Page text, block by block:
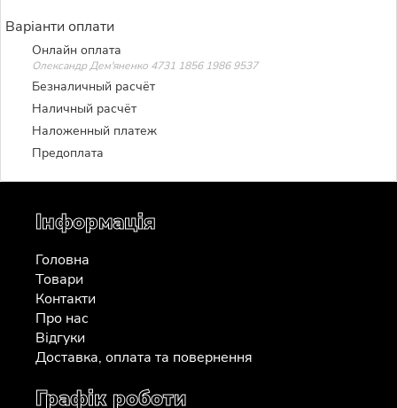
Варіанти оплати
Онлайн оплата
Олександр Дем'яненко 4731 1856 1986 9537
Безналичный расчёт
Наличный расчёт
Наложенный платеж
Предоплата
Інформація
Головна
Товари
Контакти
Про нас
Відгуки
Доставка, оплата та повернення
Графік роботи